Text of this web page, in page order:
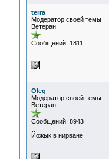
terra
Модератор своей темы
Ветеран
Сообщений: 1811
Oleg
Модератор своей темы
Ветеран
Сообщений: 8943
Йожык в нирване